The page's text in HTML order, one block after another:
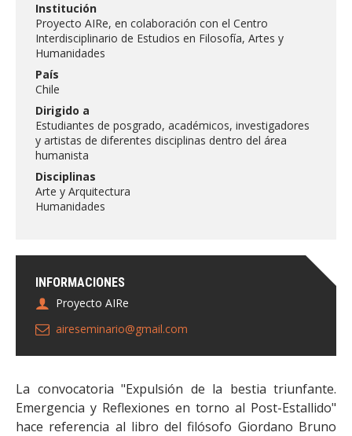
INFORMACIONES
Proyecto AIRe
aireseminario@gmail.com
Institución
Proyecto AIRe, en colaboración con el Centro
Interdisciplinario de Estudios en Filosofía, Artes y
Humanidades
País
Chile
Dirigido a
Estudiantes de posgrado, académicos, investigadores
y artistas de diferentes disciplinas dentro del área
humanista
Disciplinas
Arte y Arquitectura
Humanidades
La convocatoria "Expulsión de la bestia triunfante.
Emergencia y Reflexiones en torno al Post-Estallido"
hace referencia al libro del filósofo Giordano Bruno